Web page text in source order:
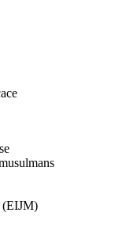
(EIJM)